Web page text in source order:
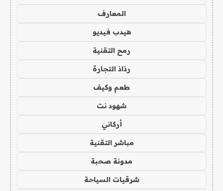
المعارف
هيدب فيديو
رمح التقنية
رذاذ التجارة
طعم وكيف
شهود نت
أركاني
مباشر التقنية
مدونة صحبة
شرقيات السياحة